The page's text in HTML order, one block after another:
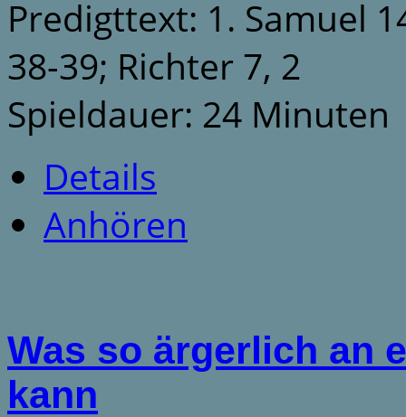
Predigttext: 1. Samuel
38-39; Richter 7, 2
Spieldauer: 24 Minuten
Details
Anhören
Was so ärgerlich an
kann